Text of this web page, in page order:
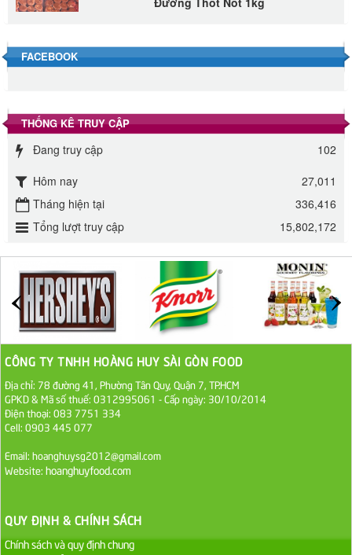
Đường phèn hạt Long An 500g
Đường phèn Long An bao 10kg
Đường mía thiên nhiên Biên Hòa gói 1kg
27.000 VND
Đường cát trắng An Khê bao 50kg
1.100.000 VND
36.000 VND
FACEBOOK
THỐNG KÊ TRUY CẬP
Đang truy cập
102
Hôm nay
27,011
Tháng hiện tại
336,416
Tổng lượt truy cập
15,802,172
CÔNG TY TNHH HOÀNG HUY SÀI GÒN FOOD
Địa chỉ: 78 đường 41, Phường Tân Quy, Quận 7, TP.HCM
GPKD & Mã số thuế: 0312995061 - Cấp ngày: 30/10/2014
Điện thoại: 083 7751 334
Cell: 0903 445 077
Email: hoanghuysg2012@gmail.com
Website: hoanghuyfood.com
QUY ĐỊNH & CHÍNH SÁCH
Chính sách và quy định chung